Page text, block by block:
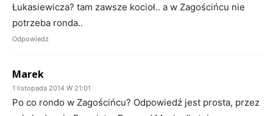
Łukasiewicza? tam zawsze kocioł.. a w Zagościńcu nie
potrzeba ronda..
Odpowiedz
Marek
1 listopada 2014 W 21:01
Po co rondo w Zagościńcu? Odpowiedź jest prosta, przez